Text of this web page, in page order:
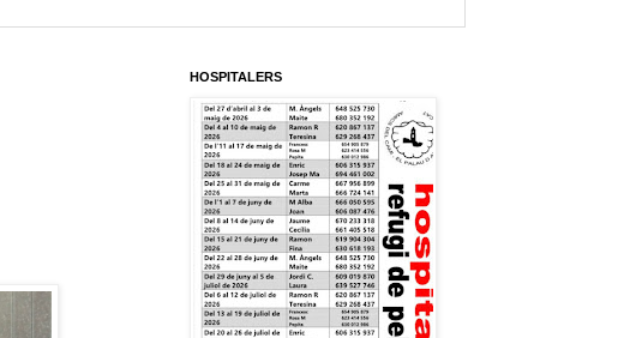
HOSPITALERS